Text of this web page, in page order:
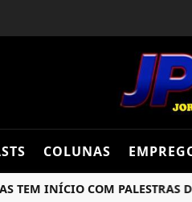
COLUNAS
INÍCIO COM PALESTRAS DE